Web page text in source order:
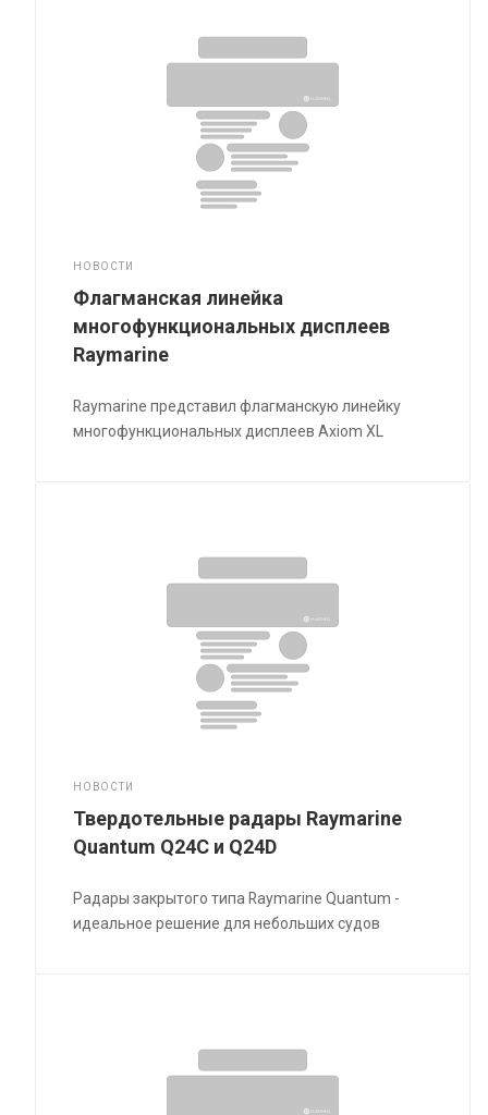
НОВОСТИ
Флагманская линейка
многофункциональных дисплеев
Raymarine
Raymarine представил флагманскую линейку
многофункциональных дисплеев Axiom XL
НОВОСТИ
Твердотельные радары Raymarine
Quantum Q24C и Q24D
Радары закрытого типа Raymarine Quantum -
идеальное решение для небольших судов